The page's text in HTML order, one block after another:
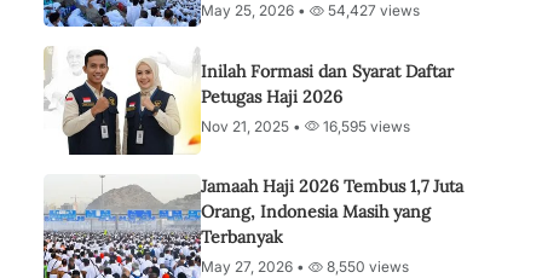
May 25, 2026 • 54,427 views
Inilah Formasi dan Syarat Daftar
Petugas Haji 2026
Nov 21, 2025 • 16,595 views
Jamaah Haji 2026 Tembus 1,7 Juta
Orang, Indonesia Masih yang
Terbanyak
May 27, 2026 • 8,550 views